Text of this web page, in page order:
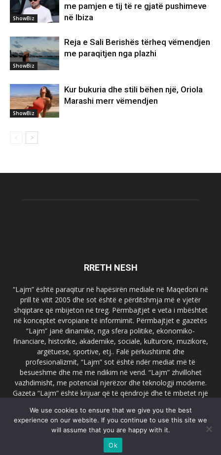
ShowBiz
me pamjen e tij të re gjatë pushimeve
në Ibiza
ShowBiz
Reja e Sali Berishës tërheq vëmendjen
me paraqitjen nga plazhi
ShowBiz
Kur bukuria dhe stili bëhen një, Oriola
Marashi merr vëmendjen
RRETH NESH
“Lajm” është paraqitur në hapësirën mediale në Maqedoni në
prill të vitit 2005 dhe sot është e përditshmja më e vjetër
shqiptare që mbijeton në treg. Përmbajtjet e veta i mbështet
në konceptet evropiane të informimit. Përmbajtjet e gazetës
“Lajm” janë dinamike, nga sfera politike, ekonomiko-
financiare, historike, akademike, sociale, kulturore, muzikore,
argëtuese, sportive, etj.. Falë përkushtimit dhe
profesionalizmit, “Lajm” sot është ndër mediat më të
besueshme dhe më me ndikim në vend. “Lajm” zhvillohet
vazhdimisht, me potencial njerëzor dhe teknologji moderne.
Gazeta “Lajm” është krijuar që të qëndrojë dhe të mbetet një
faqja zyrtare e gazetës “Lajm”, www.lajmpress.org është një
ndër portalet më të njohur në Maqedoni.
lajm.sk@gmail.com
We use cookies to ensure that we give you the best
experience on our website. If you continue to use this site we
will assume that you are happy with it.
Ok